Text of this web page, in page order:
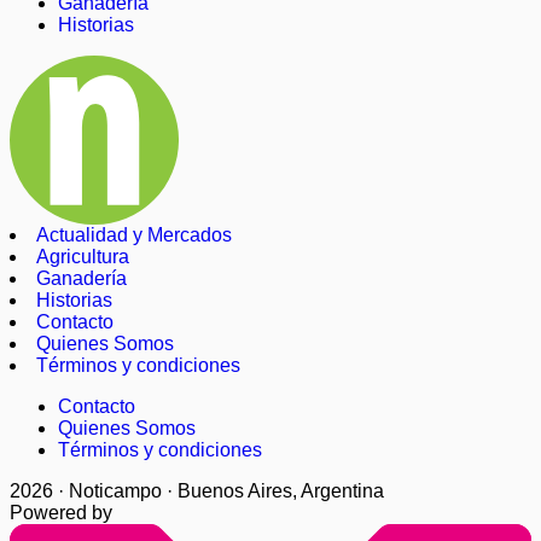
Historias
Actualidad y Mercados
Agricultura
Ganadería
Historias
Contacto
Quienes Somos
Términos y condiciones
Contacto
Quienes Somos
Términos y condiciones
2026 · Noticampo · Buenos Aires, Argentina
Powered by